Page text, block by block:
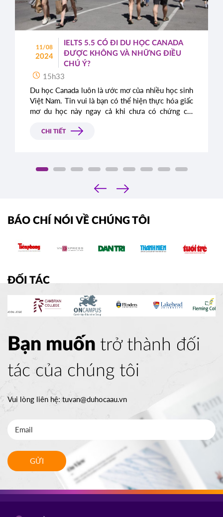
11/08
2024
IELTS 5.5 CÓ ĐI DU HỌC CANADA
ĐƯỢC KHÔNG VÀ NHỮNG ĐIỀU
CHÚ Ý?
15h33
Du học Canada luôn là ước mơ của nhiều học sinh
Việt Nam. Tin vui là bạn có thể hiện thực hóa giấc
mơ du học này ngay cả khi chưa có chứng chỉ
về các chương trình du học không yêu cầu IELTS
CHI TIẾT
‹
›
BÁO CHÍ NÓI VỀ CHÚNG TÔI
ĐỐI TÁC
Bạn muốn trở thành đối
tác của chúng tôi
Vui lòng liên hệ:tuvan@duhocaau.vn
GỬI